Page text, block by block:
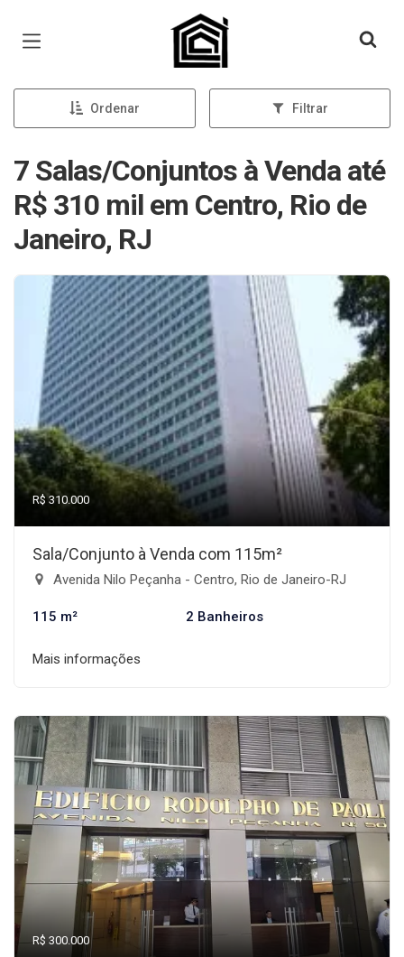
Página inicial
Ordenar Filtrar
7 Salas/Conjuntos à Venda até
R$ 310 mil em Centro, Rio de
Janeiro, RJ
R$ 310.000
Sala/Conjunto à Venda com 115m²
Avenida Nilo Peçanha - Centro, Rio de Janeiro-RJ
115 m² 2 Banheiros
Mais informações
R$ 300.000